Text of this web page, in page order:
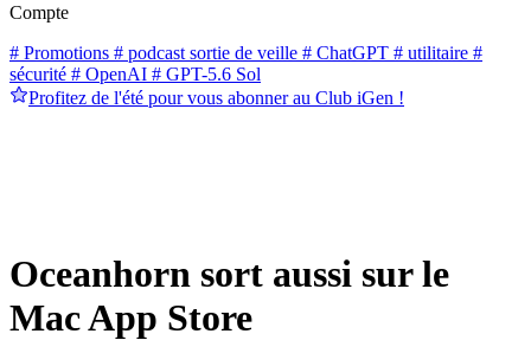
Compte
# Promotions # podcast sortie de veille # ChatGPT # utilitaire #
sécurité # OpenAI # GPT-5.6 Sol
Profitez de l'été pour vous abonner au Club iGen !
Oceanhorn sort aussi sur le
Mac App Store